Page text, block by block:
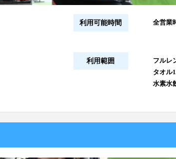
利用可能時間 全営業
利用範囲
フルレ
タオル
水素水